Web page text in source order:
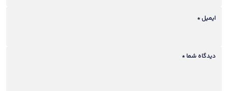
دیدگاه شما *
ایمیل *